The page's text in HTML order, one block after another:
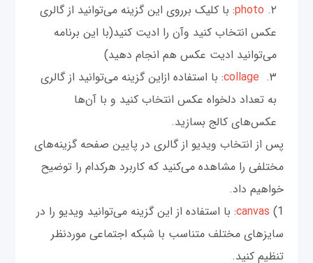
photo: با کلیک برروی این گزینه می‌توانید از گالری
عکس انتخاب کنید وآن را ادیت کنید(با این برنامه
می‌توانید ادیت عکس هم انجام دهید)
collage: با استفاده ازاین گزینه می‌توانید از گالری
به تعداد دلخواه عکس انتخاب کنید و با آن‌ها
عکس‌های کالج بسازید.
پس از انتخاب ویدیو از گالری در پایین صفحه گزینه‌های
مختلفی را مشاهده می‌کنید که کاربرد هرکدام را توضیح
خواهیم داد.
1)
canvas: با استفاده از این گزینه می‌توانید ویدیو را در
سایزهای مختلف متناسب با شبکه‌ اجتماعی موردنظر
تنظیم کنید.